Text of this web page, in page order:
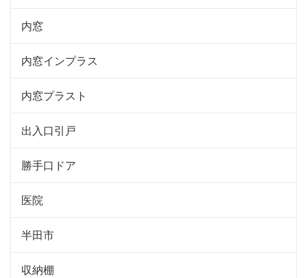
内窓
内窓インプラス
内窓プラスト
出入口引戸
勝手口ドア
医院
半田市
収納棚